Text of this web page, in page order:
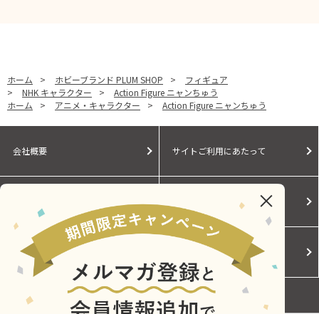
ホーム > ホビーブランド PLUM SHOP >
フィギュア
>
NHK キャラクター >
Action Figure ニャンちゅう
ホーム
> アニメ・キャラクター > Action Figure ニャンちゅう
会社概要 サイトご利用にあたって
Cookieポリシー ご利用規約
お問い合わせ